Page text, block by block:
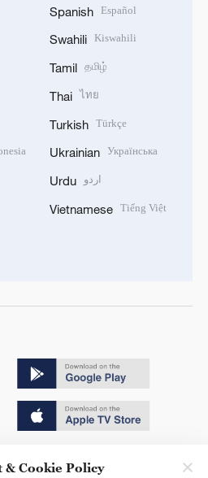
Spanish Español
Swahili Kiswahili
Tamil தமிழ்
Thai ไทย
Turkish Türkçe
Ukrainian Українська
Urdu اردو
Vietnamese Tiếng Việt
& Cookie Policy